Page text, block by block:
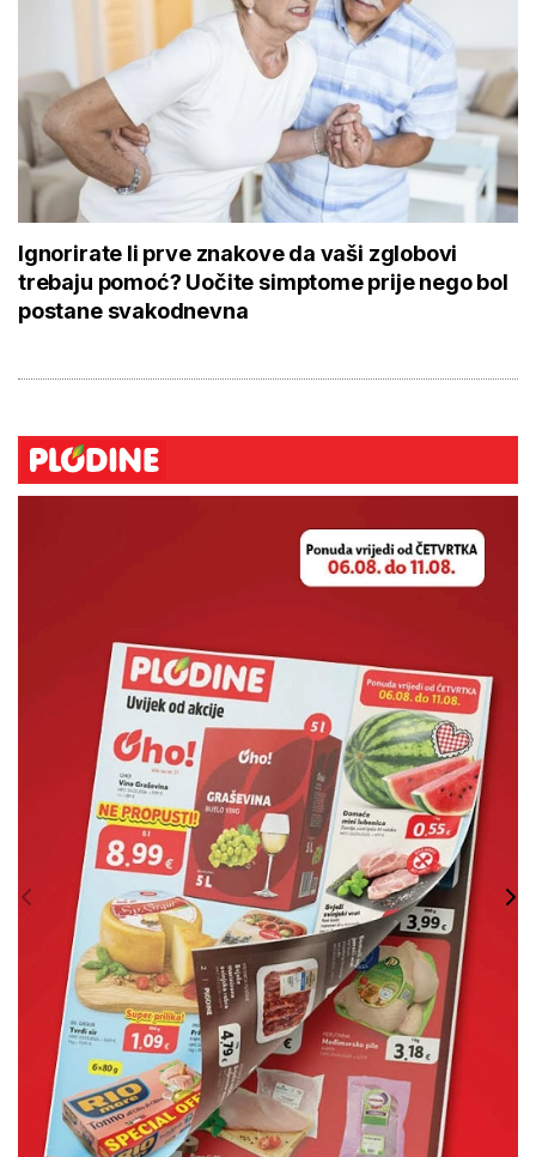
Ignorirate li prve znakove da vaši zglobovi
trebaju pomoć? Uočite simptome prije nego bol
postane svakodnevna